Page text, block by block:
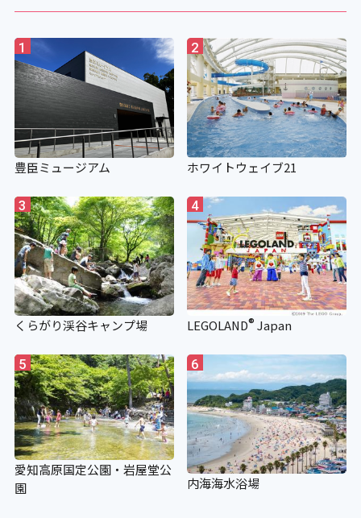
1
豊臣ミュージアム
2
ホワイトウェイブ21
3
くらがり渓谷キャンプ場
4
LEGOLAND®Japan
5
愛知高原国定公園・岩屋堂公
園
6
内海海水浴場